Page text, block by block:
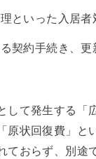
といった入居者
契約手続き、更
して発生する「
原状回復費」と
ておらず、別途